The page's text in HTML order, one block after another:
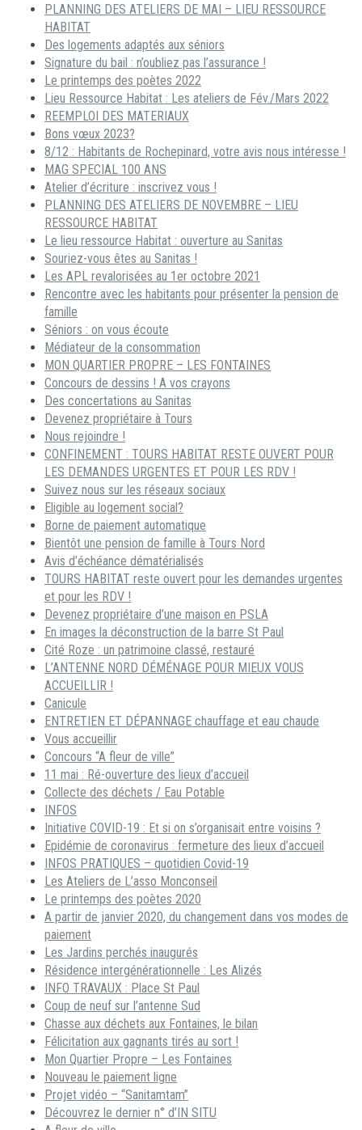
PLANNING DES ATELIERS DE MAI – LIEU RESSOURCE
HABITAT
Des logements adaptés aux séniors
Signature du bail : n’oubliez pas l’assurance !
Le printemps des poètes 2022
Lieu Ressource Habitat : Les ateliers de Fév./Mars 2022
REEMPLOI DES MATERIAUX
Bons vœux 2023?
8/12 : Habitants de Rochepinard, votre avis nous intéresse !
MAG SPECIAL 100 ANS
Atelier d’écriture : inscrivez vous !
PLANNING DES ATELIERS DE NOVEMBRE – LIEU
RESSOURCE HABITAT
Le lieu ressource Habitat : ouverture au Sanitas
Souriez-vous êtes au Sanitas !
Les APL revalorisées au 1er octobre 2021
Rencontre avec les habitants pour présenter la pension de
famille
Séniors : on vous écoute
Médiateur de la consommation
MON QUARTIER PROPRE – LES FONTAINES
Concours de dessins ! A vos crayons
Des concertations au Sanitas
Devenez propriétaire à Tours
Nous rejoindre !
CONFINEMENT : TOURS HABITAT RESTE OUVERT POUR
LES DEMANDES URGENTES ET POUR LES RDV !
Suivez nous sur les réseaux sociaux
Eligible au logement social?
Borne de paiement automatique
Bientôt une pension de famille à Tours Nord
Avis d’échéance dématérialisés
TOURS HABITAT reste ouvert pour les demandes urgentes
et pour les RDV !
Devenez propriétaire d’une maison en PSLA
En images la déconstruction de la barre St Paul
Cité Roze : un patrimoine classé, restauré
L’ANTENNE NORD DÉMÉNAGE POUR MIEUX VOUS
ACCUEILLIR !
Canicule
ENTRETIEN ET DÉPANNAGE chauffage et eau chaude
Vous accueillir
Concours “A fleur de ville”
11 mai : Ré-ouverture des lieux d’accueil
Collecte des déchets / Eau Potable
INFOS
Initiative COVID-19 : Et si on s’organisait entre voisins ?
Epidémie de coronavirus : fermeture des lieux d’accueil
INFOS PRATIQUES – quotidien Covid-19
Les Ateliers de L’asso Monconseil
Le printemps des poètes 2020
A partir de janvier 2020, du changement dans vos modes de
paiement
Les Jardins perchés inaugurés
Résidence intergénérationnelle : Les Alizés
INFO TRAVAUX : Place St Paul
Coup de neuf sur l’antenne Sud
Chasse aux déchets aux Fontaines, le bilan
Félicitation aux gagnants tirés au sort !
Mon Quartier Propre – Les Fontaines
Nouveau le paiement ligne
Projet vidéo – “Sanitamtam”
Découvrez le dernier n° d’IN SITU